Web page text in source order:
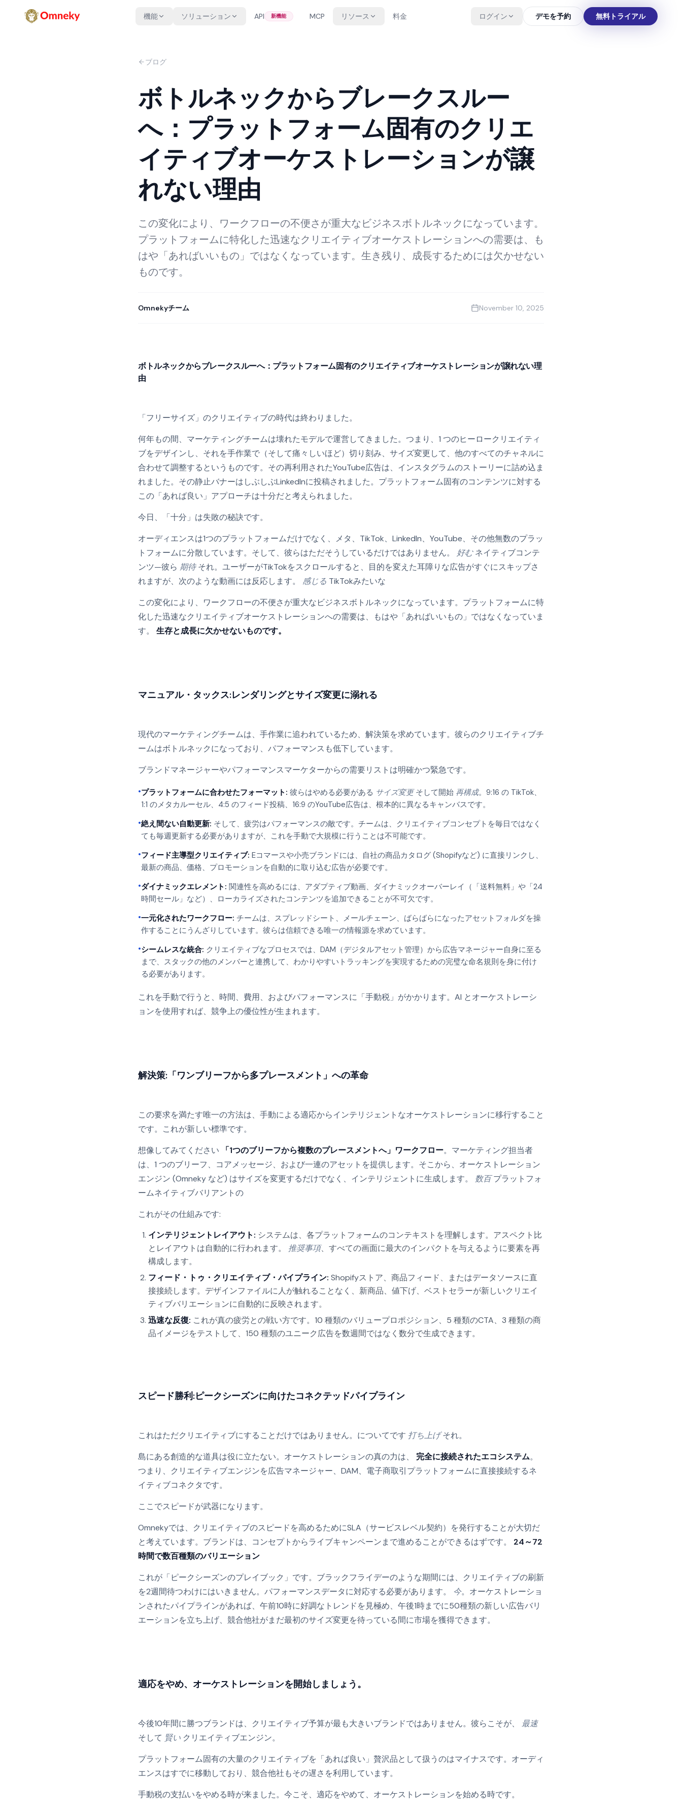
機能 ソリューション API 新機能 MCP リソース 料金 ログイン デモを予約 無料トライアル
ブログ
ボトルネックからブレークスルー
へ：プラットフォーム固有のクリエ
イティブオーケストレーションが譲
れない理由
この変化により、ワークフローの不便さが重大なビジネスボトルネックになっています。
プラットフォームに特化した迅速なクリエイティブオーケストレーションへの需要は、も
はや「あればいいもの」ではなくなっています。生き残り、成長するためには欠かせない
ものです。
Omnekyチーム November 10, 2025
ボトルネックからブレークスルーへ：プラットフォーム固有のクリエイティブオーケストレーションが譲れない理
由
「フリーサイズ」のクリエイティブの時代は終わりました。
何年もの間、マーケティングチームは壊れたモデルで運営してきました。つまり、1 つのヒーロークリエイティ
ブをデザインし、それを手作業で（そして痛々しいほど）切り刻み、サイズ変更して、他のすべてのチャネルに
合わせて調整するというものです。その再利用されたYouTube広告は、インスタグラムのストーリーに詰め込ま
れました。その静止バナーはしぶしぶLinkedInに投稿されました。プラットフォーム固有のコンテンツに対する
この「あれば良い」アプローチは十分だと考えられました。
今日、「十分」は失敗の秘訣です。
オーディエンスは1つのプラットフォームだけでなく、メタ、TikTok、LinkedIn、YouTube、その他無数のプラッ
トフォームに分散しています。そして、彼らはただそうしているだけではありません。 好むネイティブコンテ
ンツ—彼ら 期待それ。ユーザーがTikTokをスクロールすると、目的を変えた耳障りな広告がすぐにスキップさ
れますが、次のような動画には反応します。 感じる TikTokみたいな
この変化により、ワークフローの不便さが重大なビジネスボトルネックになっています。プラットフォームに特
化した迅速なクリエイティブオーケストレーションへの需要は、もはや「あればいいもの」ではなくなっていま
す。 生存と成長に欠かせないものです。
マニュアル・タックス:レンダリングとサイズ変更に溺れる
現代のマーケティングチームは、手作業に追われているため、解決策を求めています。彼らのクリエイティブチ
ームはボトルネックになっており、パフォーマンスも低下しています。
ブランドマネージャーやパフォーマンスマーケターからの需要リストは明確かつ緊急です。
•プラットフォームに合わせたフォーマット: 彼らはやめる必要がある サイズ変更そして開始 再構成。9:16 の TikTok、
1:1 のメタカルーセル、4:5 のフィード投稿、16:9 のYouTube広告は、根本的に異なるキャンバスです。
•絶え間ない自動更新: そして、疲労はパフォーマンスの敵です。チームは、クリエイティブコンセプトを毎日ではなく
ても毎週更新する必要がありますが、これを手動で大規模に行うことは不可能です。
•フィード主導型クリエイティブ: Eコマースや小売ブランドには、自社の商品カタログ (Shopifyなど) に直接リンクし、
最新の商品、価格、プロモーションを自動的に取り込む広告が必要です。
•ダイナミックエレメント: 関連性を高めるには、アダプティブ動画、ダイナミックオーバーレイ（「送料無料」や「24
時間セール」など）、ローカライズされたコンテンツを追加できることが不可欠です。
•一元化されたワークフロー: チームは、スプレッドシート、メールチェーン、ばらばらになったアセットフォルダを操
作することにうんざりしています。彼らは信頼できる唯一の情報源を求めています。
•シームレスな統合: クリエイティブなプロセスでは、DAM（デジタルアセット管理）から広告マネージャー自身に至る
まで、スタックの他のメンバーと連携して、わかりやすいトラッキングを実現するための完璧な命名規則を身に付け
る必要があります。
これを手動で行うと、時間、費用、およびパフォーマンスに「手動税」がかかります。AI とオーケストレーシ
ョンを使用すれば、競争上の優位性が生まれます。
解決策:「ワンブリーフから多プレースメント」への革命
この要求を満たす唯一の方法は、手動による適応からインテリジェントなオーケストレーションに移行すること
です。これが新しい標準です。
想像してみてください
「1つのブリーフから複数のプレースメントへ」ワークフロー。マーケティング担当者
は、1 つのブリーフ、コアメッセージ、および一連のアセットを提供します。そこから、オーケストレーション
エンジン (Omneky など) はサイズを変更するだけでなく、インテリジェントに生成します。 数百プラットフォ
ームネイティブバリアントの
これがその仕組みです:
インテリジェントレイアウト: システムは、各プラットフォームのコンテキストを理解します。アスペクト比
とレイアウトは自動的に行われます。 推奨事項、すべての画面に最大のインパクトを与えるように要素を再
構成します。
フィード・トゥ・クリエイティブ・パイプライン: Shopifyストア、商品フィード、またはデータソースに直
接接続します。デザインファイルに人が触れることなく、新商品、値下げ、ベストセラーが新しいクリエイ
ティブバリエーションに自動的に反映されます。
迅速な反復: これが真の疲労との戦い方です。10 種類のバリュープロポジション、5 種類のCTA、3 種類の商
品イメージをテストして、150 種類のユニーク広告を数週間ではなく数分で生成できます。
スピード勝利:ピークシーズンに向けたコネクテッドパイプライン
これはただクリエイティブにすることだけではありません。についてです 打ち上げそれ。
島にある創造的な道具は役に立たない。オーケストレーションの真の力は、 完全に接続されたエコシステム。
つまり、クリエイティブエンジンを広告マネージャー、DAM、電子商取引プラットフォームに直接接続するネ
イティブコネクタです。
ここでスピードが武器になります。
Omnekyでは、クリエイティブのスピードを高めるためにSLA（サービスレベル契約）を発行することが大切だ
と考えています。ブランドは、コンセプトからライブキャンペーンまで進めることができるはずです。 24～72
時間で数百種類のバリエーション
これが「ピークシーズンのプレイブック」です。ブラックフライデーのような期間には、クリエイティブの刷新
を2週間待つわけにはいきません。パフォーマンスデータに対応する必要があります。 今。オーケストレーショ
ンされたパイプラインがあれば、午前10時に好調なトレンドを見極め、午後1時までに50種類の新しい広告バリ
エーションを立ち上げ、競合他社がまだ最初のサイズ変更を待っている間に市場を獲得できます。
適応をやめ、オーケストレーションを開始しましょう。
今後10年間に勝つブランドは、クリエイティブ予算が最も大きいブランドではありません。彼らこそが、 最速
そして 賢い クリエイティブエンジン。
プラットフォーム固有の大量のクリエイティブを「あれば良い」贅沢品として扱うのはマイナスです。オーディ
エンスはすでに移動しており、競合他社もその遅さを利用しています。
手動税の支払いをやめる時が来ました。今こそ、適応をやめて、オーケストレーションを始める時です。